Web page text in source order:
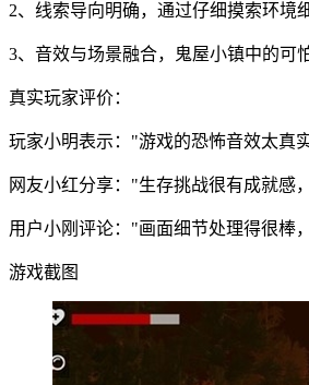
2、线索导向明确，通过仔细摸索环境
3、音效与场景融合，鬼屋小镇中的可
真实玩家评价：
玩家小明表示："游戏的恐怖音效太真
网友小红分享："生存挑战很有成就感
用户小刚评论："画面细节处理得很棒
游戏截图